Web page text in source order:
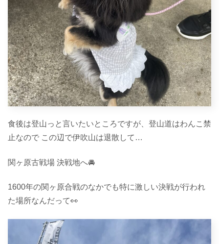
食後は登山っと言いたいところですが、登山道はわんこ禁
止なので この辺で伊吹山は退散して…
関ヶ原古戦場 決戦地へ🚘
1600年の関ヶ原合戦のなかでも特に激しい決戦が行われ
た場所なんだって👀